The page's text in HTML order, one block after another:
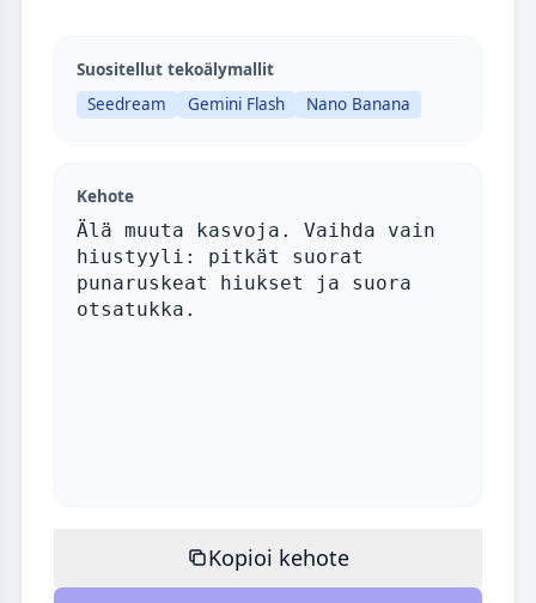
Suositellut tekoälymallit
Seedream
Gemini Flash Nano Banana
Kehote
Kopioi kehote